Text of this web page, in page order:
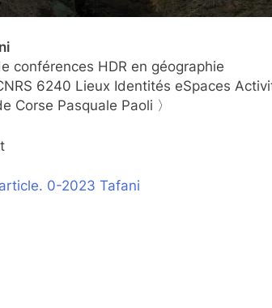
conférences HDR en géographie
6240 Lieux Identités eSpaces
Corse Pasquale Paoli 〉
0-2023 Tafani